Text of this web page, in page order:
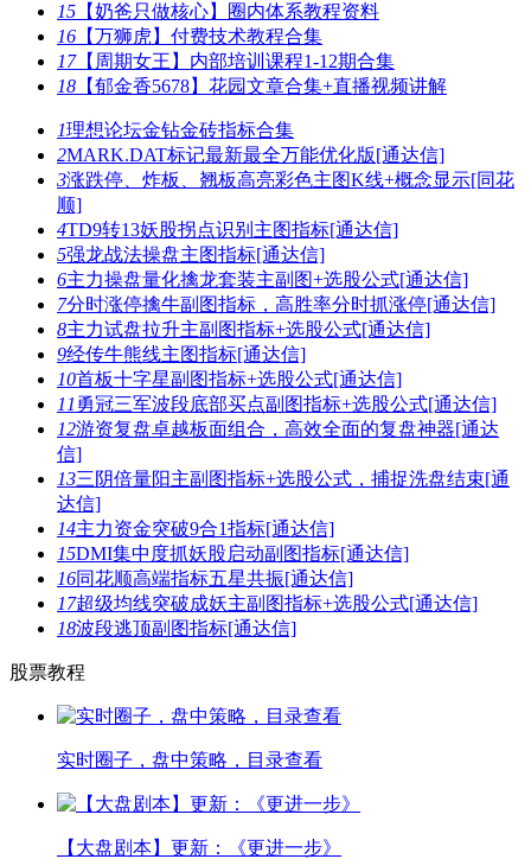
15 【奶爸只做核心】圈内体系教程资料
16 【万狮虎】付费技术教程合集
17【周期女王】内部培训课程1-12期合集
18 【郁金香5678】花园文章合集+直播视频讲解
1理想论坛金钻金砖指标合集
2MARK.DAT标记最新最全万能优化版[通达信]
3涨跌停、炸板、翘板高亮彩色主图K线+概念显示[同花
顺]
4TD9转13妖股拐点识别主图指标[通达信]
5强龙战法操盘主图指标[通达信]
6主力操盘量化擒龙套装主副图+选股公式[通达信]
7分时涨停擒牛副图指标，高胜率分时抓涨停[通达信]
8主力试盘拉升主副图指标+选股公式[通达信]
9经传牛熊线主图指标[通达信]
10首板十字星副图指标+选股公式[通达信]
11 勇冠三军波段底部买点副图指标+选股公式[通达信]
12游资复盘卓越板面组合，高效全面的复盘神器[通达
信]
13三阴倍量阳主副图指标+选股公式，捕捉洗盘结束[通
达信]
14主力资金突破9合1指标[通达信]
15DMI集中度抓妖股启动副图指标[通达信]
16同花顺高端指标五星共振[通达信]
17超级均线突破成妖主副图指标+选股公式[通达信]
18波段逃顶副图指标[通达信]
股票教程
实时圈子，盘中策略，目录查看
【大盘剧本】更新：《更进一步》